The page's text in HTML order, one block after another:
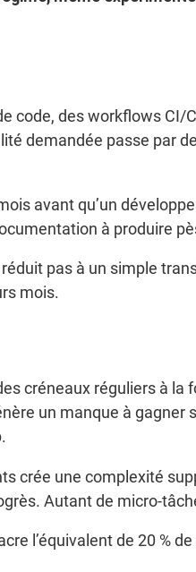
code, des workflows
demandée passe par
avant qu’un
à produire
pas à un simple
mois.
créneaux réguliers à la
un manque à gagner
crée une complexité
Autant de micro-
l’équivalent de 20 %